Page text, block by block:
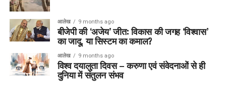
आलेख 9 months ago
बीजेपी की ‘अजेय’ जीत: विकास की जगह ‘विश्वास’
का जादू, या सिस्टम का कमाल?
आलेख 9 months ago
विश्व दयालुता दिवस – करुणा एवं संवेदनाओं से ही
दुनिया में संतुलन संभव